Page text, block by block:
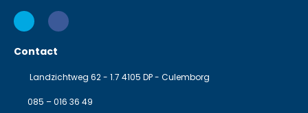
Contact
Landzichtweg 62 - 1.7 4105 DP - Culemborg
085 – 016 36 49